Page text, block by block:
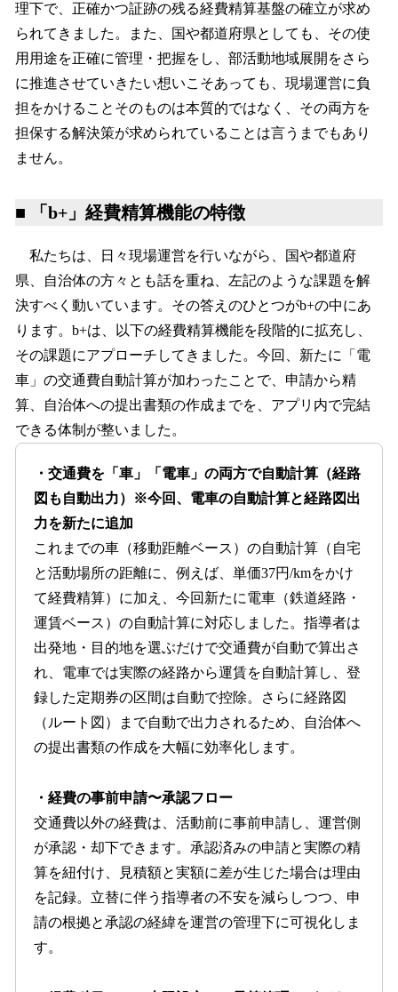
理下で、正確かつ証跡の残る経費精算基盤の確立が求め
られてきました。また、国や都道府県としても、その使
用用途を正確に管理・把握をし、部活動地域展開をさら
に推進させていきたい想いこそあっても、現場運営に負
担をかけることそのものは本質的ではなく、その両方を
担保する解決策が求められていることは言うまでもあり
ません。
■ 「b+」経費精算機能の特徴
私たちは、日々現場運営を行いながら、国や都道府
県、自治体の方々とも話を重ね、左記のような課題を解
決すべく動いています。その答えのひとつがb+の中にあ
ります。b+は、以下の経費精算機能を段階的に拡充し、
その課題にアプローチしてきました。今回、新たに「電
車」の交通費自動計算が加わったことで、申請から精
算、自治体への提出書類の作成までを、アプリ内で完結
できる体制が整いました。
・交通費を「車」「電車」の両方で自動計算（経路
図も自動出力）※今回、電車の自動計算と経路図出
力を新たに追加
これまでの車（移動距離ベース）の自動計算（自宅
と活動場所の距離に、例えば、単価37円/kmをかけ
て経費精算）に加え、今回新たに電車（鉄道経路・
運賃ベース）の自動計算に対応しました。指導者は
出発地・目的地を選ぶだけで交通費が自動で算出さ
れ、電車では実際の経路から運賃を自動計算し、登
録した定期券の区間は自動で控除。さらに経路図
（ルート図）まで自動で出力されるため、自治体へ
の提出書類の作成を大幅に効率化します。
・経費の事前申請〜承認フロー
交通費以外の経費は、活動前に事前申請し、運営側
が承認・却下できます。承認済みの申請と実際の精
算を紐付け、見積額と実額に差が生じた場合は理由
を記録。立替に伴う指導者の不安を減らしつつ、申
請の根拠と承認の経緯を運営の管理下に可視化しま
す。